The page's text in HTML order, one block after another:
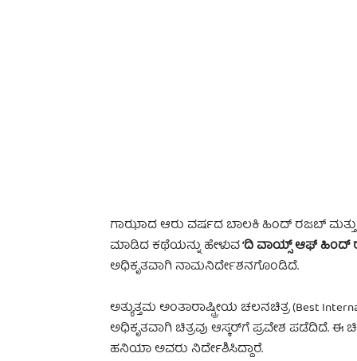
ಗಾಝಾದ ಆರು ವರ್ಷದ ಬಾಲಕಿ ಹಿಂದ್ ರಜಬ್‌ ಮತ್ತು
ಮಾಡಿದ ಕಥೆಯನ್ನು ಹೇಳುವ‘ದಿ ವಾಯ್ಸ್ ಆಫ್
ಅಧಿಕೃತವಾಗಿ ನಾಮನಿರ್ದೇಶನಗೊಂಡಿದೆ.
ಅತ್ಯುತ್ತಮ ಅಂತಾರಾಷ್ಟ್ರೀಯ ಚಲನಚಿತ್ರ (Best
ಅಧಿಕೃತವಾಗಿ ಚಿತ್ರವು ಆಸ್ಕರ್‌ಗೆ ಪ್ರವೇಶ ಪಡೆದಿದೆ.
ಹನಿಯಾ ಅವರು ನಿರ್ದೇಶಿಸಿದ್ದಾರೆ.